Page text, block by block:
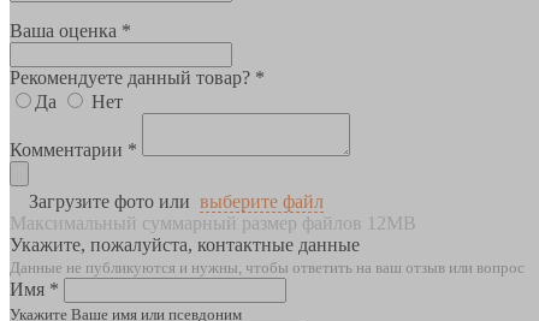
Ваша оценка *
Рекомендуете данный товар? *
Да
Нет
Комментарии *
Загрузите фото или выберите файл
Максимальный суммарный размер файлов 12MB
Укажите, пожалуйста, контактные данные
Данные не публикуются и нужны, чтобы ответить на ваш отзыв или вопрос
Имя *
Укажите Ваше имя или псевдоним